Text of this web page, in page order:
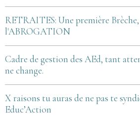
RETRAITES: Une première
l'ABROGATION
Cadre de gestion des AEd, tant
ne change.
X raisons tu auras de ne pas te
Educ’Action